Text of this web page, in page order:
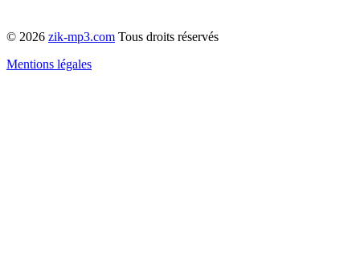
© 2026 zik-mp3.com Tous droits réservés
Mentions légales